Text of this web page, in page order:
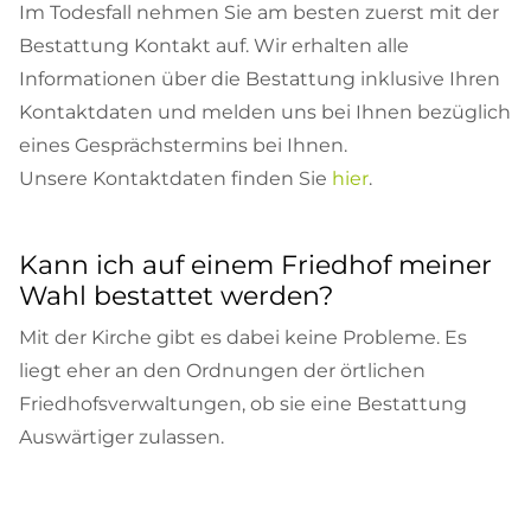
Im Todesfall nehmen Sie am besten zuerst mit der
Bestattung Kontakt auf. Wir erhalten alle
Informationen über die Bestattung inklusive Ihren
Kontaktdaten und melden uns bei Ihnen bezüglich
eines Gesprächstermins bei Ihnen.
Unsere Kontaktdaten finden Sie hier.
Kann ich auf einem Friedhof meiner
Wahl bestattet werden?
Mit der Kirche gibt es dabei keine Probleme. Es
liegt eher an den Ordnungen der örtlichen
Friedhofsverwaltungen, ob sie eine Bestattung
Auswärtiger zulassen.